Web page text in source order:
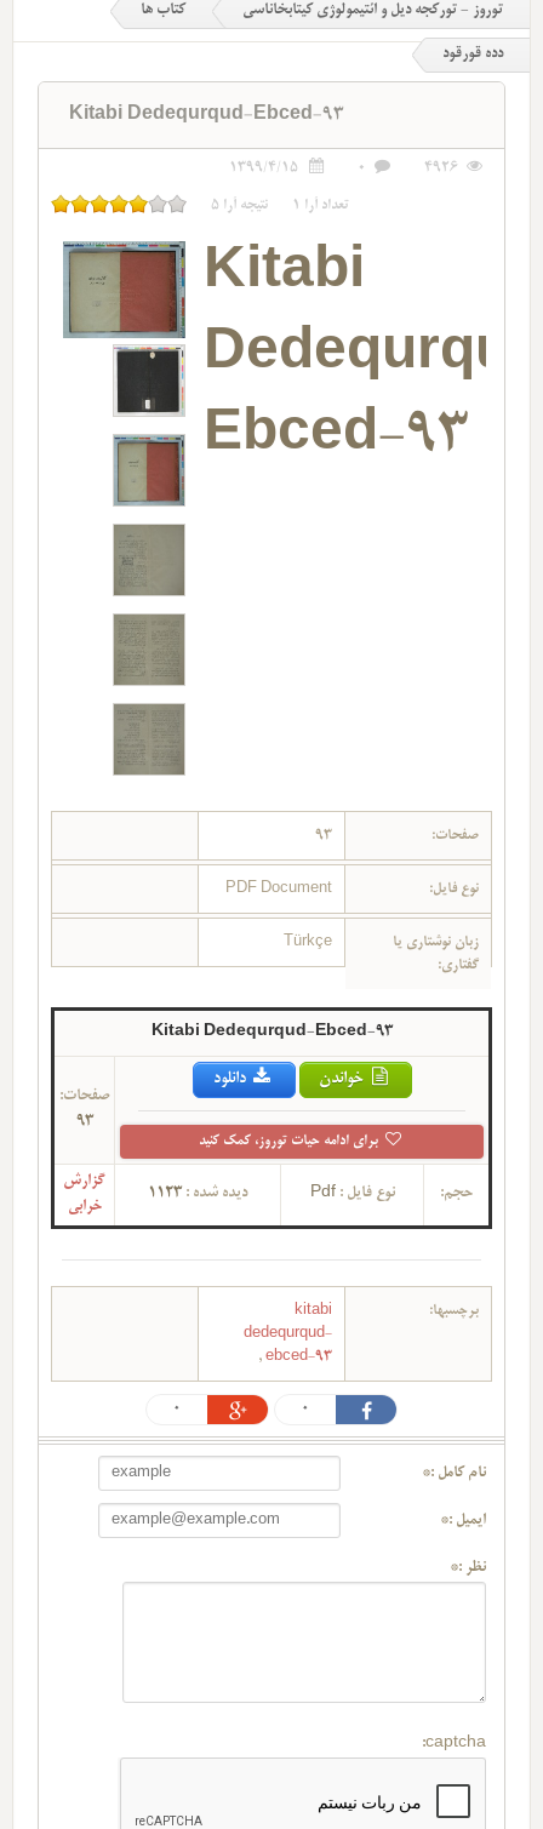
توروز - تورکجه دیل و ائتیمولوژی کیتابخاناسی کتاب ها
دده قورقود
Kitabi Dedequrqud-Ebced-93
4926
0
1399/4/15
تعداد آرا 1 نتیجه آرا 5
Kitabi
Ebced-93
صفحات: 93
نوع فایل: PDF Document
زبان نوشتاری یا
گفتاری:
Türkçe
Kitabi Dedequrqud-Ebced-93
خواندن دانلود
برای ادامه حیات توروز، کمک کنید
صفحات:
93
حجم: نوع فایل :Pdf دیده شده : 1123
گزارش
خرابی
برچسبها:
kitabi
dedequrqud-
ebced-93
,
0
0
نام کامل :*
ایمیل :*
نظر :*
captcha: